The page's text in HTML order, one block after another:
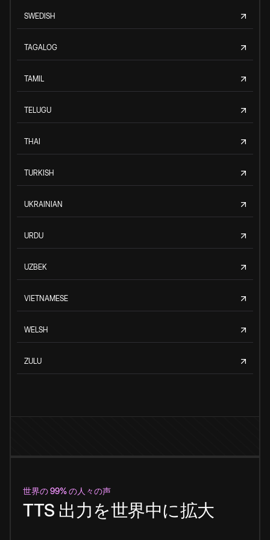
SWEDISH
TAGALOG
TAMIL
TELUGU
THAI
TURKISH
UKRAINIAN
URDU
UZBEK
VIETNAMESE
WELSH
ZULU
世界の 99% の人々の声
TTS 出力を世界中に拡大